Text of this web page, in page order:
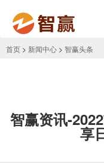
首页 > 新闻中心 > 智赢头条
智赢资讯-
享